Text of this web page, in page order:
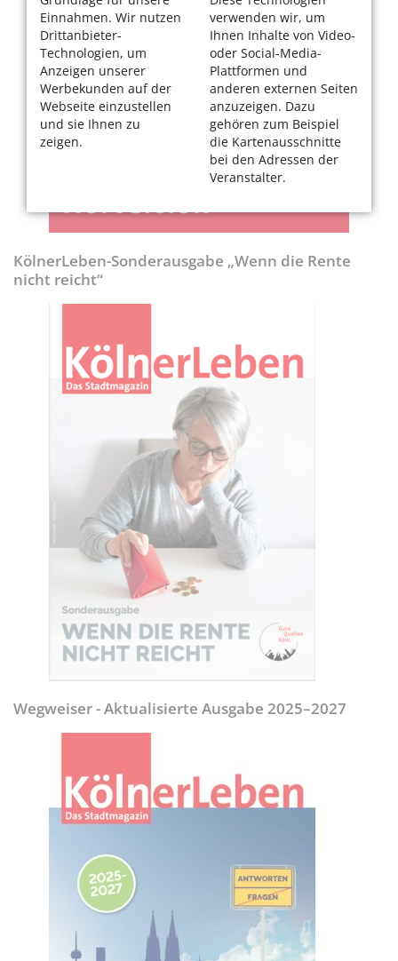
Einnahmen. Wir nutzen
Drittanbieter-
Technologien, um
Anzeigen unserer
Werbekunden auf der
Webseite einzustellen
und sie Ihnen zu
zeigen.
verwenden wir, um
Ihnen Inhalte von Video-
oder Social-Media-
Plattformen und
anderen externen Seiten
anzuzeigen. Dazu
gehören zum Beispiel
die Kartenausschnitte
bei den Adressen der
Veranstalter.
KölnerLeben-Sonderausgabe „Wenn die Rente
nicht reicht“
Wegweiser - Aktualisierte Ausgabe 2025–2027